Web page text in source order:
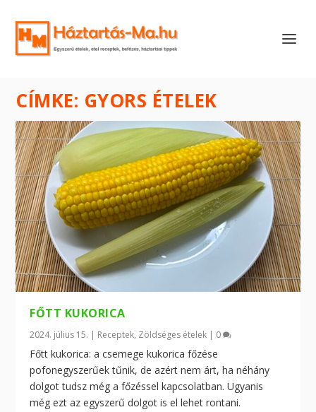
CÍMKE: GYORS ÉTELEK
FŐTT KUKORICA
2024. július 15. | Receptek, Zöldséges ételek | 0
Főtt kukorica: a csemege kukorica főzése
pofonegyszerűek tűnik, de azért nem árt, ha néhány
dolgot tudsz még a főzéssel kapcsolatban. Ugyanis
még ezt az egyszerű dolgot is el lehet rontani.